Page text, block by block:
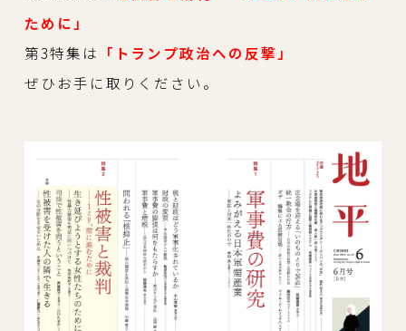
ために」
第3特集は 「トランプ政治への反撃」
ぜひお手に取りください。